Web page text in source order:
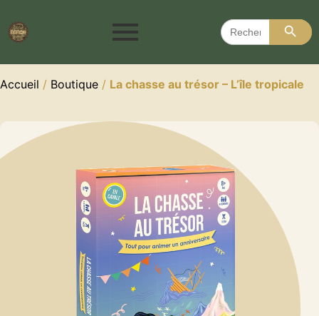
Search
for:
Search
Accueil / Boutique / La chasse au trésor – L’île tropicale